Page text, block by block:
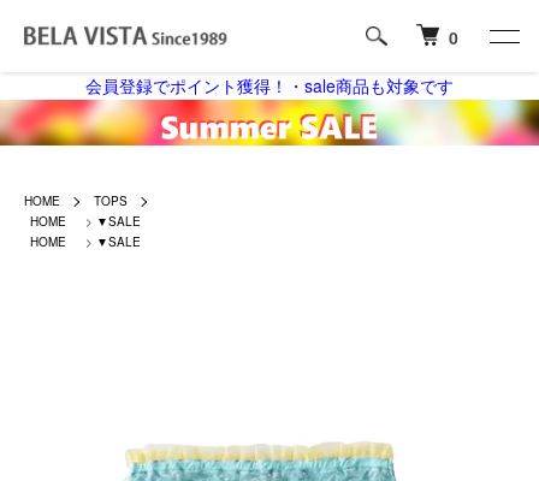
0
会員登録でポイント獲得！・sale商品も対象です
HOME
TOPS
HOME
> ▼SALE
HOME
> ▼SALE